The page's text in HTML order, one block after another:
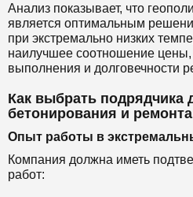
Анализ показывает, что
является оптимальным
при экстремально низких
наилучшее соотношение цены,
выполнения и долговечности
Как выбрать подрядчика
бетонирования и ремонта
Опыт работы в
Компания должна иметь
работ: